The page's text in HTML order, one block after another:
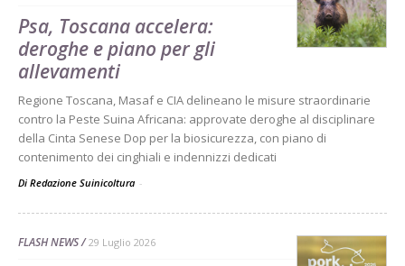
Psa, Toscana accelera:
deroghe e piano per gli
allevamenti
Regione Toscana, Masaf e CIA delineano le misure straordinarie
contro la Peste Suina Africana: approvate deroghe al disciplinare
della Cinta Senese Dop per la biosicurezza, con piano di
contenimento dei cinghiali e indennizzi dedicati
Di Redazione Suinicoltura -
FLASH NEWS 29 Luglio 2026